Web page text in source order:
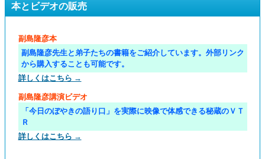
本とビデオの販売
副島隆彦本
副島隆彦先生と弟子たちの書籍をご紹介しています。外部リンク
から購入することも可能です。
詳しくはこちら →
副島隆彦講演ビデオ
「今日のぼやきの語り口」を実際に映像で体感できる秘蔵のＶＴ
Ｒ
詳しくはこちら →